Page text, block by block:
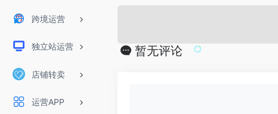
跨境运营
独立站运营
店铺转卖
运营APP
暂无评论